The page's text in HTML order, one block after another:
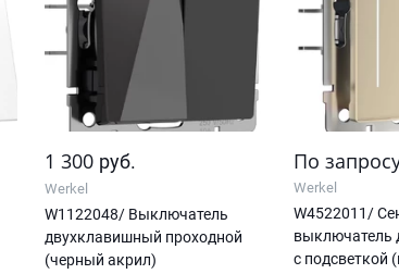
1 300 руб.
Werkel
W1122048/ Выключатель
двухклавишный проходной
(черный акрил)
По
Werkel
W4522011/
выключатель
с подсветкой